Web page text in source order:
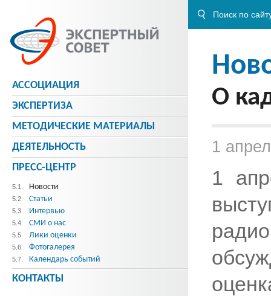
О
1
1
АССОЦИАЦИЯ
ЭКСПЕРТИЗА
МЕТОДИЧЕСКИE МАТЕРИАЛЫ
ДЕЯТЕЛЬНОСТЬ
ПРЕСС-ЦЕНТР
5.1. Новости
5.2. Статьи
5.3. Интервью
5.4. СМИ о нас
5.5. Лики оценки
5.6. Фотогалерея
5.7. Календарь событий
КОНТАКТЫ